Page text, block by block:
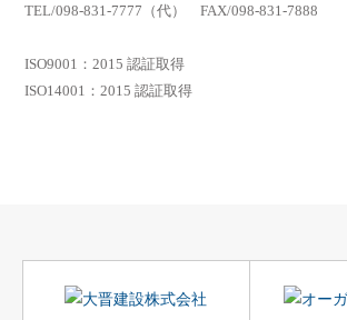
TEL/098-831-7777（代） FAX/098-831-7888
ISO9001：2015 認証取得
ISO14001：2015 認証取得